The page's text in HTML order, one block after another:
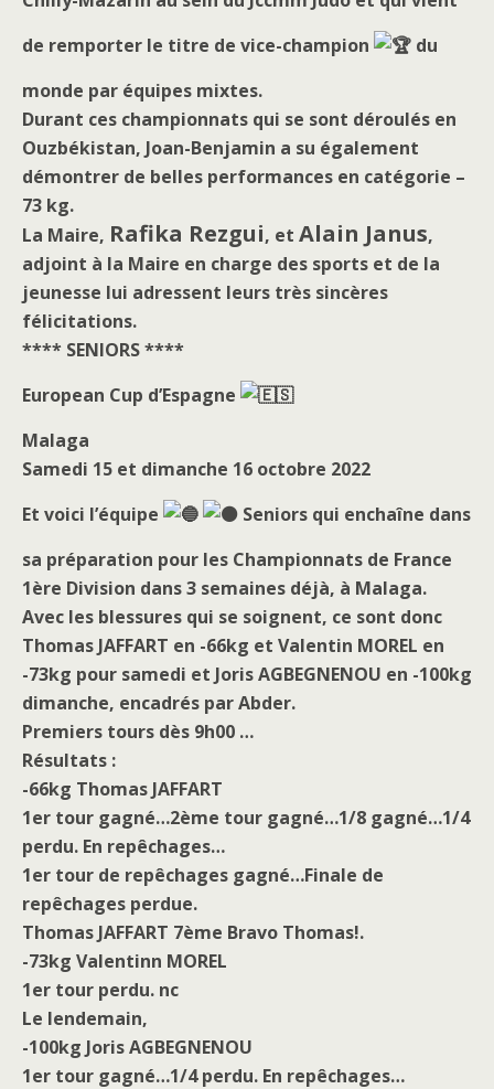
de remporter le titre de vice-champion
du
monde par équipes mixtes.
Durant ces championnats qui se sont déroulés en
Ouzbékistan, Joan-Benjamin a su également
démontrer de belles performances en catégorie –
73 kg.
La Maire, Rafika Rezgui, et Alain Janus,
adjoint à la Maire en charge des sports et de la
jeunesse lui adressent leurs très sincères
félicitations.
**** SENIORS ****
European Cup d’Espagne
Malaga
Samedi 15 et dimanche 16 octobre 2022
Et voici l’équipe
Seniors qui enchaîne dans
sa préparation pour les Championnats de France
1ère Division dans 3 semaines déjà, à Malaga.
Avec les blessures qui se soignent, ce sont donc
Thomas JAFFART en -66kg et Valentin MOREL en
-73kg pour samedi et Joris AGBEGNENOU en -100kg
dimanche, encadrés par Abder.
Premiers tours dès 9h00 …
Résultats :
-66kg Thomas JAFFART
1er tour gagné…2ème tour gagné…1/8 gagné…1/4
perdu. En repêchages…
1er tour de repêchages gagné…Finale de
repêchages perdue.
Thomas JAFFART 7ème Bravo Thomas!.
-73kg Valentinn MOREL
1er tour perdu. nc
Le lendemain,
-100kg Joris AGBEGNENOU
1er tour gagné…1/4 perdu. En repêchages…